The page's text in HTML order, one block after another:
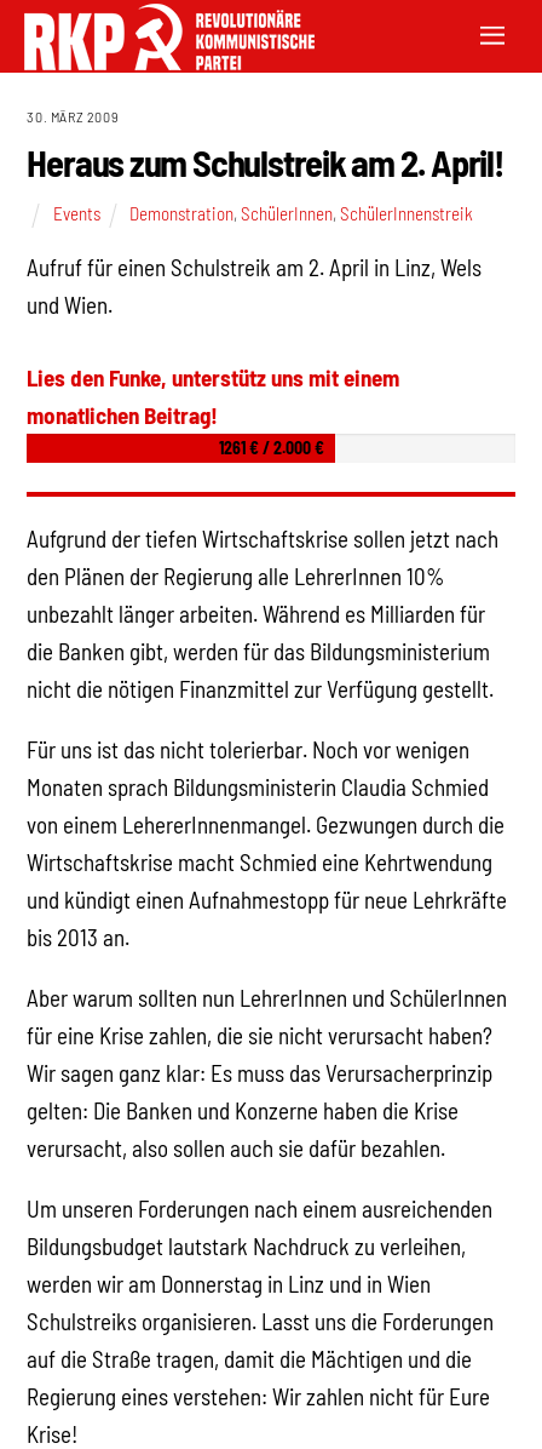
30. MÄRZ 2009
Heraus zum Schulstreik am 2. April!
Events Demonstration,SchülerInnen,SchülerInnenstreik
Aufruf für einen Schulstreik am 2. April in Linz, Wels
und Wien.
Lies den Funke, unterstütz uns mit einem
monatlichen Beitrag!
1261 € / 2.000 €
Aufgrund der tiefen Wirtschaftskrise sollen jetzt nach
den Plänen der Regierung alle LehrerInnen 10%
unbezahlt länger arbeiten. Während es Milliarden für
die Banken gibt, werden für das Bildungsministerium
nicht die nötigen Finanzmittel zur Verfügung gestellt.
Für uns ist das nicht tolerierbar. Noch vor wenigen
Monaten sprach Bildungsministerin Claudia Schmied
von einem LehererInnenmangel. Gezwungen durch die
Wirtschaftskrise macht Schmied eine Kehrtwendung
und kündigt einen Aufnahmestopp für neue Lehrkräfte
bis 2013 an.
Aber warum sollten nun LehrerInnen und SchülerInnen
für eine Krise zahlen, die sie nicht verursacht haben?
Wir sagen ganz klar: Es muss das Verursacherprinzip
gelten: Die Banken und Konzerne haben die Krise
verursacht, also sollen auch sie dafür bezahlen.
Um unseren Forderungen nach einem ausreichenden
Bildungsbudget lautstark Nachdruck zu verleihen,
werden wir am Donnerstag in Linz und in Wien
Schulstreiks organisieren. Lasst uns die Forderungen
auf die Straße tragen, damit die Mächtigen und die
Regierung eines verstehen: Wir zahlen nicht für Eure
Krise!